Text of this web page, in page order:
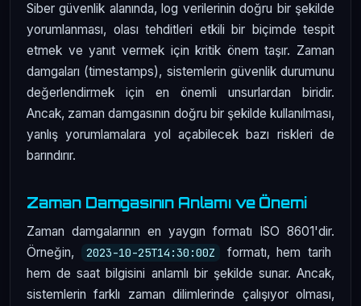
Siber güvenlik alanında, log verilerinin doğru bir şekilde
yorumlanması, olası tehditleri etkili bir biçimde tespit
etmek ve yanıt vermek için kritik önem taşır. Zaman
damgaları (timestamps), sistemlerin güvenlik durumunu
değerlendirmek için en önemli unsurlardan biridir.
Ancak, zaman damgasının doğru bir şekilde kullanılması,
yanlış yorumlamalara yol açabilecek bazı riskleri de
barındırır.
Zaman Damgasının Anlamı ve Önemi
Zaman damgalarının en yaygın formatı ISO 8601'dir.
Örneğin,
2023-10-25T14:30:00Z
formatı, hem tarih
hem de saat bilgisini anlamlı bir şekilde sunar. Ancak,
sistemlerin farklı zaman dilimlerinde çalışıyor olması,